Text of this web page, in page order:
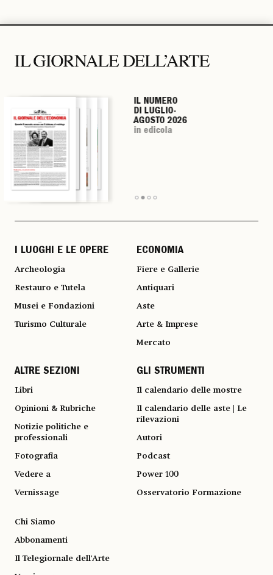
IL NUMERO
DI LUGLIO-
AGOSTO 2026
in edicola
IL NUMERO
DI LUGLIO-
AGOSTO 2026
in edicola
IL NUMERO
DI LUGLIO-
AGOSTO 2026
in edicola
IL NUMERO
DI LUGLIO-
AGOSTO 2026
in edicola
I LUOGHI E LE OPERE
Archeologia
Restauro e Tutela
Musei e Fondazioni
Turismo Culturale
ECONOMIA
Fiere e Gallerie
Antiquari
Aste
Arte & Imprese
Mercato
ALTRE SEZIONI
Libri
Opinioni & Rubriche
Notizie politiche e
professionali
Fotografia
Vedere a
Vernissage
GLI STRUMENTI
Il calendario delle mostre
Il calendario delle aste | Le
rilevazioni
Autori
Podcast
Power 100
Osservatorio Formazione
Chi Siamo
Abbonamenti
Il Telegiornale dell'Arte